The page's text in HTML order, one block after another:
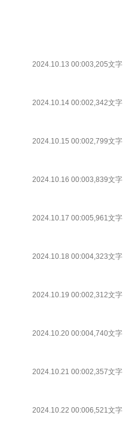
2024.10.13 00:003,205文字
2024.10.14 00:002,342文字
2024.10.15 00:002,799文字
2024.10.16 00:003,839文字
2024.10.17 00:005,961文字
2024.10.18 00:004,323文字
2024.10.19 00:002,312文字
2024.10.20 00:004,740文字
2024.10.21 00:002,357文字
2024.10.22 00:006,521文字